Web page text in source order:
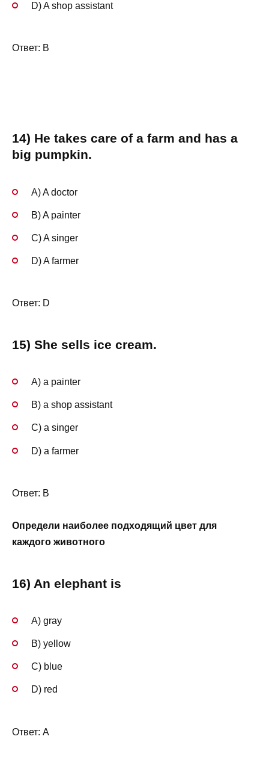
D) A shop assistant
Ответ: B
14) He takes care of a farm and has a
big pumpkin.
A) A doctor
B) A painter
C) A singer
D) A farmer
Ответ: D
15) She sells ice cream.
A) a painter
B) a shop assistant
C) a singer
D) a farmer
Ответ: B
Определи наиболее подходящий цвет для
каждого животного
16) An elephant is
A) gray
B) yellow
C) blue
D) red
Ответ: A